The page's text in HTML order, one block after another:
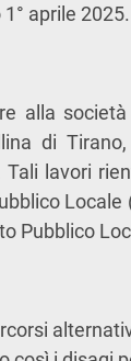
aprile 2025.
alla
di
lavori
Locale
Pubblico